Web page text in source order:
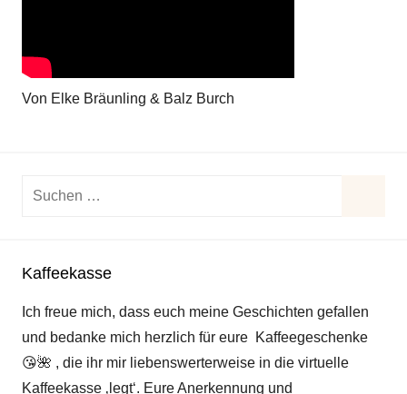
Von Elke Bräunling & Balz Burch
Suchen
Kaffeekasse
Ich freue mich, dass euch meine Geschichten gefallen
und bedanke mich herzlich für eure Kaffeegeschenke
😘🌺 , die ihr mir liebenswerterweise in die virtuelle
Kaffeekasse ‚legt‘. Eure Anerkennung und